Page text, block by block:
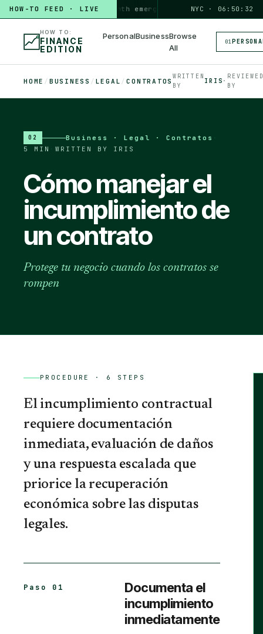
HOW-TO FEED · LIVE
HOW TO build a 3-month emergency fund PERSONAL · 6 MIN◆
NYC · 06:50:33
HOW TO:
FINANCE
EDITION
PersonalBusinessBrowse
All
01
HOME / BUSINESS / LEGAL /CONTRATOS
WRITTEN
BY
IRIS ·
BY
02 Business · Legal · Contratos
5 MIN
WRITTEN BY IRIS
Cómo manejar el
incumplimiento de
un contrato
Protege tu negocio cuando los contratos se
rompen
PROCEDURE · 6 STEPS
El incumplimiento contractual
requiere documentación
inmediata, evaluación de daños
y una respuesta escalada que
priorice la recuperación
económica sobre las disputas
legales.
Paso 01
Documenta el
incumplimiento
inmediatamente